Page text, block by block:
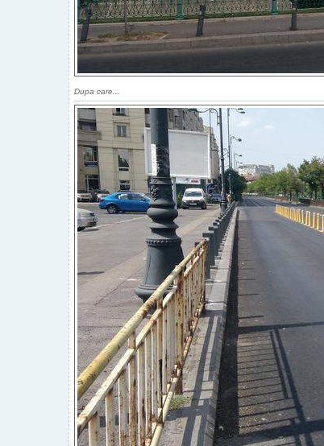
Dupa care...